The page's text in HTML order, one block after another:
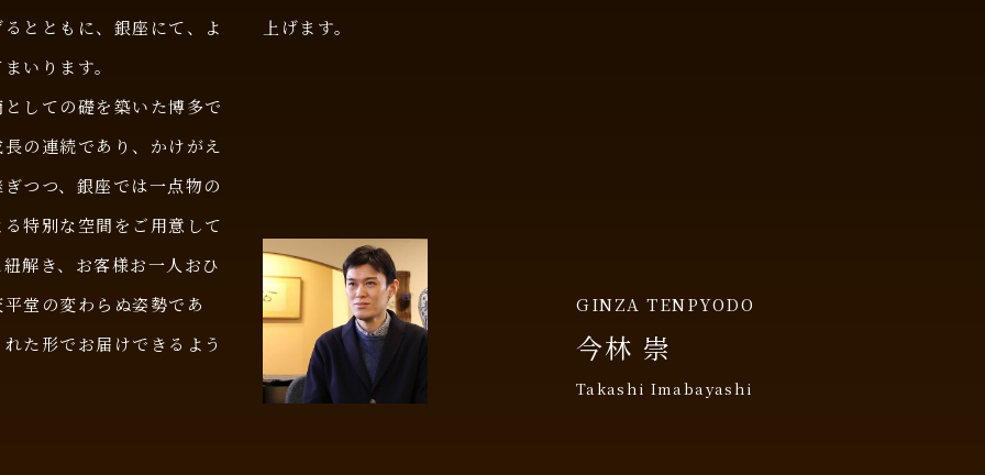
とともに、銀座にて、よ
いります。
しての礎を築いた博多で
の連続であり、かけがえ
つつ、銀座では一点物の
特別な空間をご用意して
解き、お客様お一人おひ
堂の変わらぬ姿勢であ
た形でお届けできるよう
上げます。
GINZA TENPYODO
今林 崇
Takashi Imabayashi